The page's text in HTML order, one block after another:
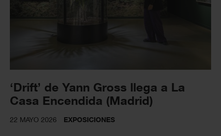
‘Drift’ de Yann Gross llega a La
Casa Encendida (Madrid)
22 MAYO 2026 EXPOSICIONES